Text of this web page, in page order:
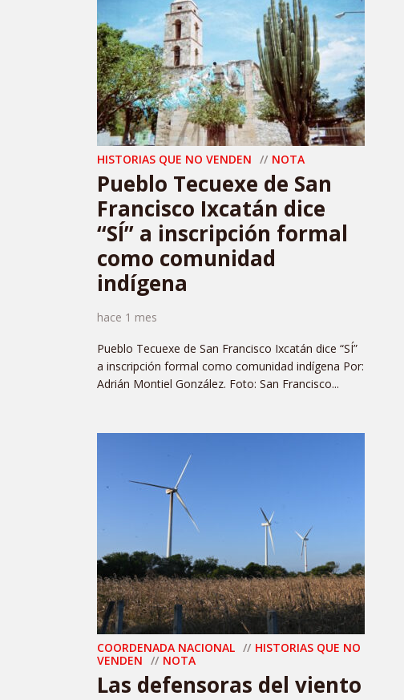
HISTORIAS QUE NO VENDEN NOTA
Pueblo Tecuexe de San
Francisco Ixcatán dice
“SÍ” a inscripción formal
como comunidad
indígena
hace 1 mes
Pueblo Tecuexe de San Francisco Ixcatán dice “SÍ”
a inscripción formal como comunidad indígena Por:
Adrián Montiel González. Foto: San Francisco...
COORDENADA NACIONAL
HISTORIAS QUE NO
VENDEN
NOTA
Las defensoras del viento